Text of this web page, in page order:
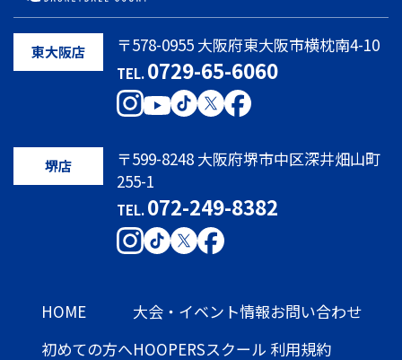
東大阪店 〒578-0955 大阪府東大阪市横枕南4-10
TEL.0729-65-6060
堺店
〒599-8248 大阪府堺市中区深井畑山町
255-1
TEL.072-249-8382
HOME
初めての方へ
大会・イベント情報
HOOPERSスクール
お問い合わせ
利用規約